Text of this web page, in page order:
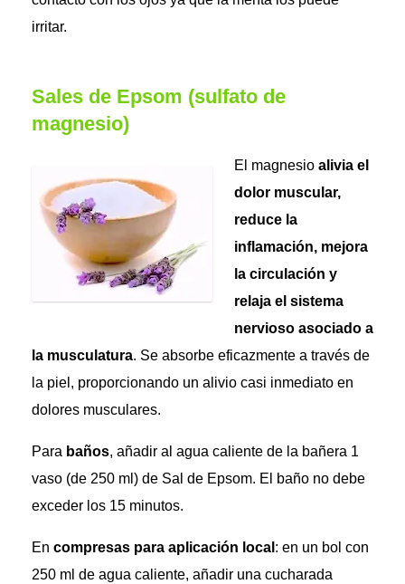
irritar.
Sales de Epsom (sulfato de
magnesio)
El magnesio alivia el
dolor muscular,
reduce la
inflamación, mejora
la circulación y
relaja el sistema
nervioso asociado a
la musculatura. Se absorbe eficazmente a través de
la piel, proporcionando un alivio casi inmediato en
dolores musculares.
Para baños, añadir al agua caliente de la bañera 1
vaso (de 250 ml) de Sal de Epsom. El baño no debe
exceder los 15 minutos.
En compresas para aplicación local : en un bol con
250 ml de agua caliente, añadir una cucharada